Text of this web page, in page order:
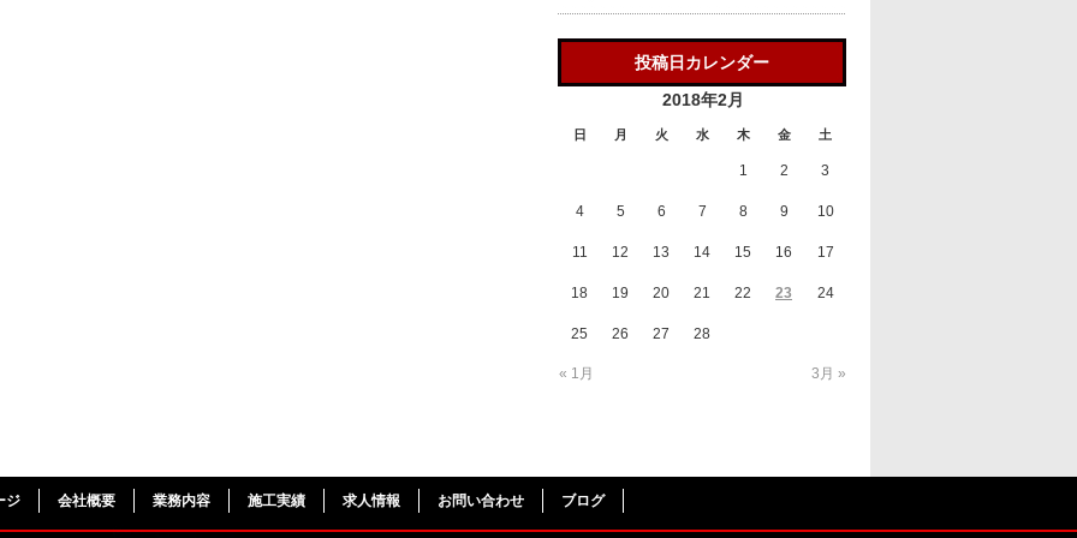
投稿日カレンダー
2018年2月
日 月 火 水 木 金 土
« 1月 3月 »
1 2 3
4 5 6 7 8 9 10
11 12 13 14 15 16 17
18 19 20 21 22 23 24
25 26 27 28
ジ 会社概要 業務内容 施工実績 求人情報 お問い合わせ ブログ